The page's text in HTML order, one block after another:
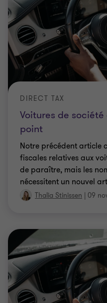
Voitures de
point
DIRECT TAX
Notre précédent article
fiscales relatives aux
de paraître, mais les
nécessitent un nouvel
Thalia Stinissen | 09